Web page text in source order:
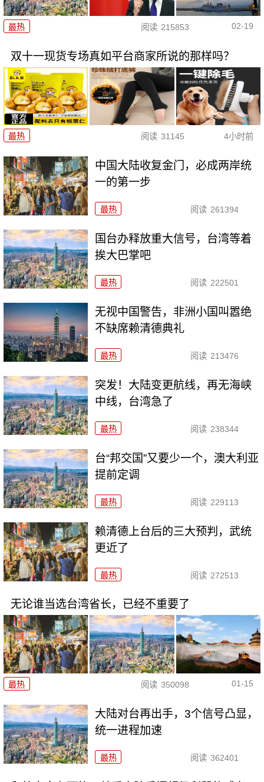
最热 阅读 215853 02-19
双十一现货专场真如平台商家所说的那样吗？
最热 阅读 31145 4小时前
中国大陆收复金门，必成两岸统
一的第一步
最热 阅读 261394
国台办释放重大信号，台湾等着
挨大巴掌吧
最热 阅读 222501
无视中国警告，非洲小国叫嚣绝
不缺席赖清德典礼
最热 阅读 213476
突发！大陆变更航线，再无海峡
中线，台湾急了
最热 阅读 238344
台“邦交国”又要少一个，澳大利亚
提前定调
最热 阅读 229113
赖清德上台后的三大预判，武统
更近了
最热 阅读 272513
无论谁当选台湾省长，已经不重要了
最热 阅读 350098 01-15
大陆对台再出手，3个信号凸显，
统一进程加速
最热 阅读 362401